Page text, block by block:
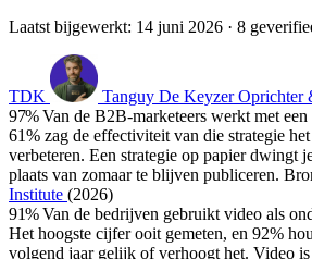
Laatst bijgewerkt: 14 juni 2026 · 8
TDK Tanguy De Keyzer Oprichter
97%Van de B2B-marketeers werkt met een
61% zag de effectiviteit van die strategie
verbeteren. Een strategie op papier dwingt
plaats van zomaar te blijven publiceren.
Institute (2026)
91%Van de bedrijven gebruikt video als
Het hoogste cijfer ooit gemeten, en 92%
volgend jaar gelijk of verhoogt het. Video is